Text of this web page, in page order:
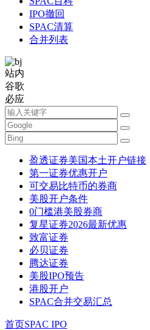
IPO撤回
SPAC清算
合并列表
站内
谷歌
必应
盈透证券美国本土开户链接
第一证券优惠开户
可交易比特币的券商
美股开户条件
0门槛港美股券商
复星证券2026最新优惠
致富证券
必贝证券
腾达证券
美股IPO预告
港股开户
SPAC合并交易汇总
首页SPAC IPO